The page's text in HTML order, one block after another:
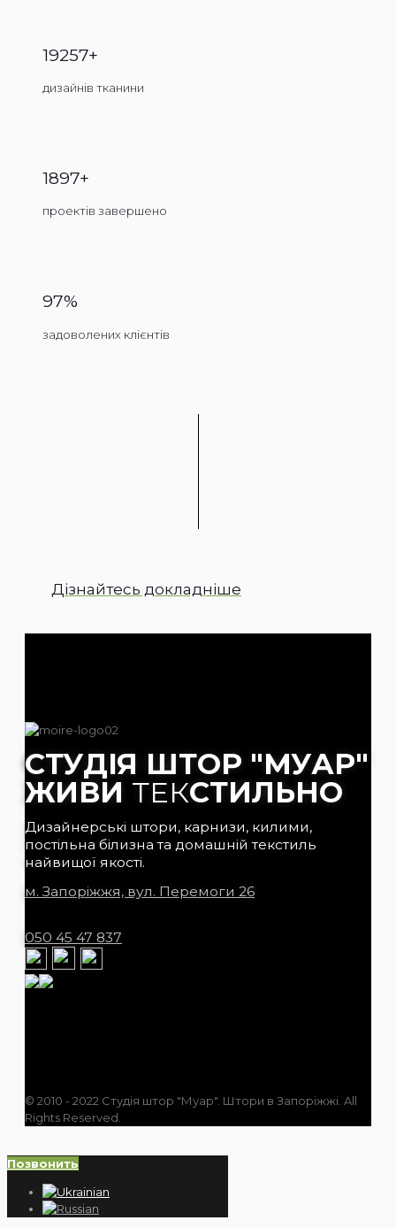
19257+
дизайнів тканини
1897+
проектів завершено
97%
задоволених клієнтів
Дізнайтесь докладніше
СТУДІЯ ШТОР "МУАР"
ЖИВИ ТЕКСТИЛЬНО
Дизайнерські штори, карнизи, килими,
постільна білизна та домашній текстиль
найвищої якості.
м. Запоріжжя, вул. Перемоги 26
050 45 47 837
© 2010 - 2022 Студія штор "Муар". Штори в Запоріжжі. All
Rights Reserved.
Позвонить